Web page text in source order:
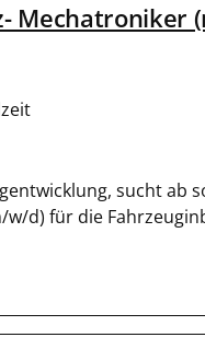
Mechatroniker
sucht ab
w/d) für die